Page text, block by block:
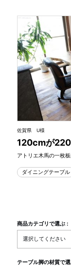
佐賀県 U様
120cmが
アトリエ木馬の一枚
ダイニングテーブル
商品カテゴリで選ぶ :
テーブル脚の材質で